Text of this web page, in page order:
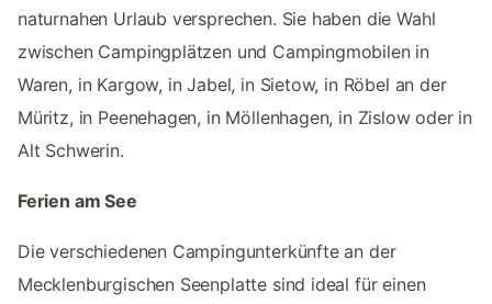
naturnahen Urlaub versprechen. Sie haben die Wahl
zwischen Campingplätzen und Campingmobilen in
Waren, in Kargow, in Jabel, in Sietow, in Röbel an der
Müritz, in Peenehagen, in Möllenhagen, in Zislow oder in
Alt Schwerin.
Ferien am See
Die verschiedenen Campingunterkünfte an der
Mecklenburgischen Seenplatte sind ideal für einen